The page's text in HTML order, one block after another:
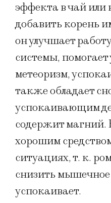
эффекта в чай или
добавить корень
он улучшает
системы, помогает
метеоризм,
также обладает
успокаивающим
содержит магний.
хорошим
ситуациях, т. к.
снизить
успокаивает.